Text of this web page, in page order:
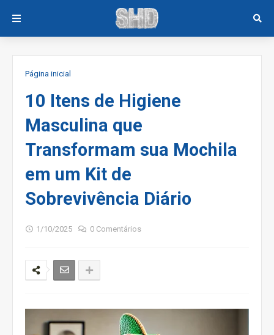
Página inicial
10 Itens de Higiene
Masculina que
Transformam sua Mochila
em um Kit de
Sobrevivência Diário
1/10/2025 0 Comentários